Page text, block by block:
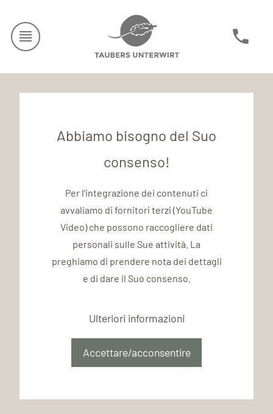
Abbiamo bisogno del Suo
consenso!
Per l’integrazione dei contenuti ci
avvaliamo di fornitori terzi (YouTube
Video) che possono raccogliere dati
personali sulle Sue attività. La
preghiamo di prendere nota dei dettagli
e di dare il Suo consenso.
Ulteriori informazioni
Accettare/acconsentire